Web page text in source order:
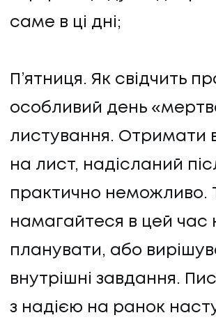
саме в ці дні;
П’ятниця. Як свідчить
особливий день
листування. Отримати
на лист, надісланий
практично неможливо.
намагайтеся в цей час
планувати, або
внутрішні завдання.
з надією на ранок
БЛОГ
ПРО